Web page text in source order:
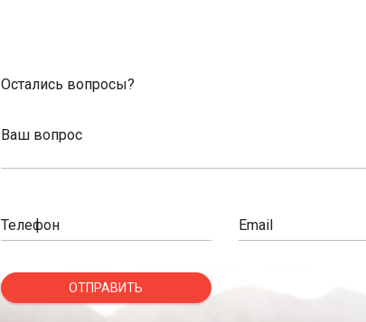
Остались вопросы?
Ваш вопрос
Телефон Email
ОТПРАВИТЬ